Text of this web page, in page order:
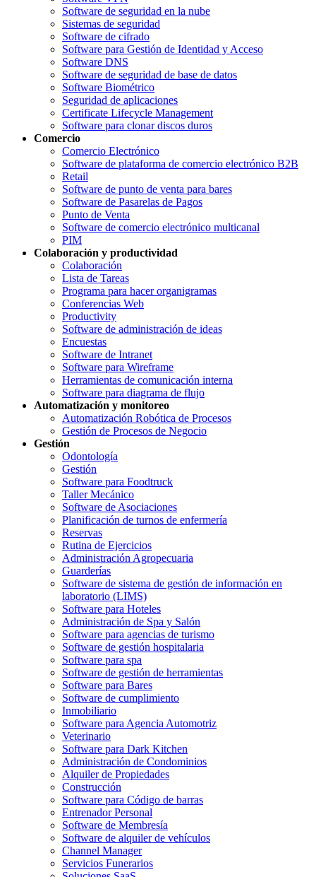
Software de seguridad en la nube
Sistemas de seguridad
Software de cifrado
Software para Gestión de Identidad y Acceso
Software DNS
Software de seguridad de base de datos
Software Biométrico
Seguridad de aplicaciones
Certificate Lifecycle Management
Software para clonar discos duros
Comercio
Comercio Electrónico
Software de plataforma de comercio electrónico B2B
Retail
Software de punto de venta para bares
Software de Pasarelas de Pagos
Punto de Venta
Software de comercio electrónico multicanal
PIM
Colaboración y productividad
Colaboración
Lista de Tareas
Programa para hacer organigramas
Conferencias Web
Productivity
Software de administración de ideas
Encuestas
Software de Intranet
Software para Wireframe
Herramientas de comunicación interna
Software para diagrama de flujo
Automatización y monitoreo
Automatización Robótica de Procesos
Gestión de Procesos de Negocio
Gestión
Odontología
Gestión
Software para Foodtruck
Taller Mecánico
Software de Asociaciones
Planificación de turnos de enfermería
Reservas
Rutina de Ejercicios
Administración Agropecuaria
Guarderías
Software de sistema de gestión de información en
laboratorio (LIMS)
Software para Hoteles
Administración de Spa y Salón
Software para agencias de turismo
Software de gestión hospitalaria
Software para spa
Software de gestión de herramientas
Software para Bares
Software de cumplimiento
Inmobiliario
Software para Agencia Automotriz
Veterinario
Software para Dark Kitchen
Administración de Condominios
Alquiler de Propiedades
Construcción
Software para Código de barras
Entrenador Personal
Software de Membresía
Software de alquiler de vehículos
Channel Manager
Servicios Funerarios